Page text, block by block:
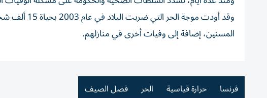
وقد أودت
المسنين، إضافة إلى وفيات أخرى في منازلهم.
فرنسا حرارة قياسية الحر فصل الصيف